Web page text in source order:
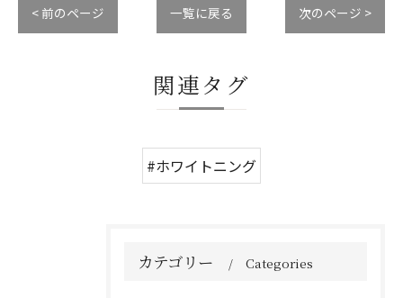
< 前のページ 一覧に戻る 次のページ >
関連タグ
#ホワイトニング
カテゴリー Categories